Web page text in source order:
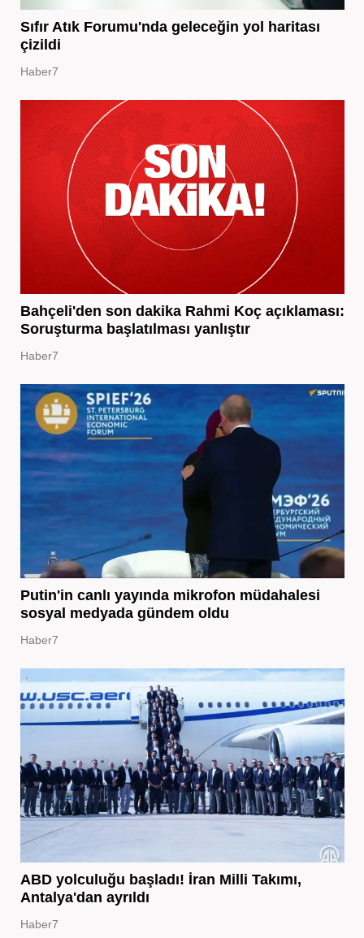
Sıfır Atık Forumu'nda geleceğin yol haritası
çizildi
Haber7
Bahçeli'den son dakika Rahmi Koç açıklaması:
Soruşturma başlatılması yanlıştır
Haber7
Putin'in canlı yayında mikrofon müdahalesi
sosyal medyada gündem oldu
Haber7
ABD yolculuğu başladı! İran Milli Takımı,
Antalya'dan ayrıldı
Haber7